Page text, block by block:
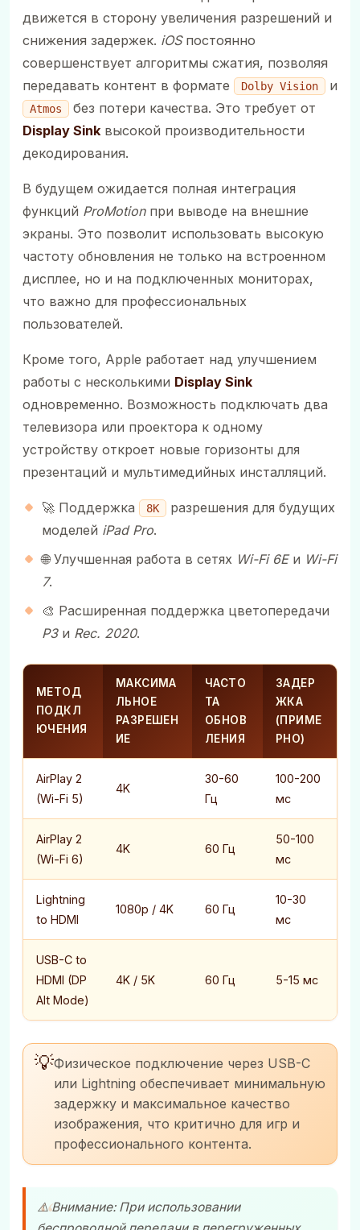
движется в сторону увеличения разрешений и
снижения задержек. iOSпостоянно
совершенствует алгоритмы сжатия, позволяя
передавать контент в формате
Dolby Vision и
Atmos
без потери качества. Это требует от
Display Sink высокой производительности
декодирования.
В будущем ожидается полная интеграция
функций ProMotionпри выводе на внешние
экраны. Это позволит использовать высокую
частоту обновления не только на встроенном
дисплее, но и на подключенных мониторах,
что важно для профессиональных
пользователей.
Кроме того, Apple работает над улучшением
работы с несколькими Display Sink
одновременно. Возможность подключать два
телевизора или проектора к одному
устройству откроет новые горизонты для
презентаций и мультимедийных инсталляций.
🚀 Поддержка 8K
разрешения для будущих
моделей iPad Pro.
🌐 Улучшенная работа в сетях Wi-Fi 6Eи Wi-Fi
7.
🎨 Расширенная поддержка цветопередачи
P3и Rec. 2020.
МЕТОД
ПОДКЛ
ЮЧЕНИЯ
МАКСИМА
ЛЬНОЕ
РАЗРЕШЕН
ИЕ
ЧАСТО
ТА
ОБНОВ
ЛЕНИЯ
ЗАДЕР
ЖКА
(ПРИМЕ
РНО)
AirPlay 2
(Wi-Fi 5)
4K
30-60
Гц
100-200
мс
AirPlay 2
(Wi-Fi 6)
4K 60 Гц
50-100
мс
Lightning
to HDMI
1080p / 4K 60 Гц
10-30
мс
USB-C to
HDMI (DP
Alt Mode)
4K / 5K 60 Гц 5-15 мс
💡Физическое подключение через USB-C
или Lightning обеспечивает минимальную
задержку и максимальное качество
изображения, что критично для игр и
профессионального контента.
⚠️ Внимание: При использовании